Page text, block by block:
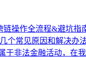
链操作全流程&避坑指
个常见原因和解决办
于非法金融活动，在